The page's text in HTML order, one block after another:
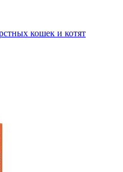
кошек и котят